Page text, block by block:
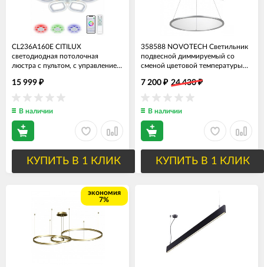
CL236A160E CITILUX
светодиодная потолочная
люстра с пультом, с управлением
15 999 ₽
В наличии
КУПИТЬ В 1 КЛИК
358588 NOVOTECH Светильник
подвесной диммируемый со
сменой цветовой температуры
диаметр
7 200 ₽ 24 430₽
В наличии
КУПИТЬ В 1 КЛИК
экономия
7%